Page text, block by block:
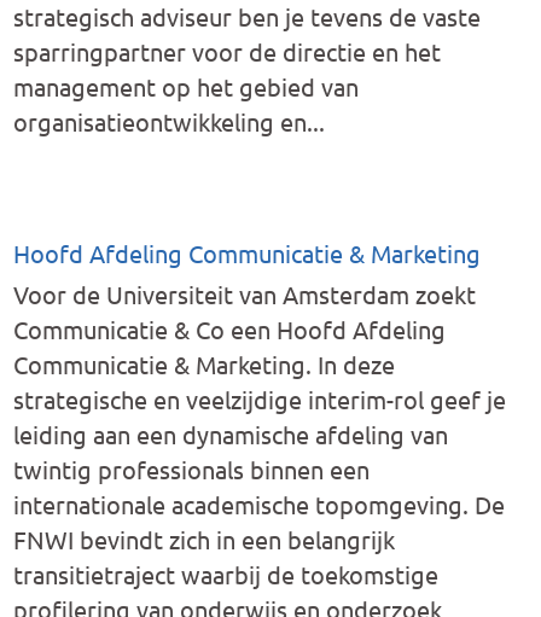
strategisch adviseur ben je tevens de vaste
sparringpartner voor de directie en het
management op het gebied van
organisatieontwikkeling en...
Hoofd Afdeling Communicatie & Marketing
Voor de Universiteit van Amsterdam zoekt
Communicatie & Co een Hoofd Afdeling
Communicatie & Marketing. In deze
strategische en veelzijdige interim-rol geef je
leiding aan een dynamische afdeling van
twintig professionals binnen een
internationale academische topomgeving. De
FNWI bevindt zich in een belangrijk
transitietraject waarbij de toekomstige
profilering van onderwijs en onderzoek